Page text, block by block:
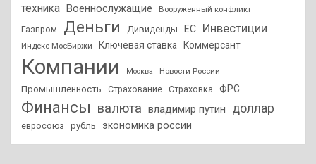
техника Военнослужащие Вооруженный конфликт
Газпром Деньги Дивиденды ЕС Инвестиции
Индекс МосБиржи Ключевая ставка Коммерсант
Компании Москва Новости России
Промышленность Страхование Страховка ФРС
Финансы валюта владимир путин доллар
евросоюз рубль экономика россии